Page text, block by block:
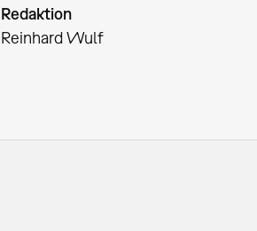
Redaktion
Reinhard Wulf